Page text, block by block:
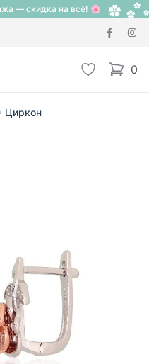
— скидка на всё! 🌸
Избранное
0
items
Циркон